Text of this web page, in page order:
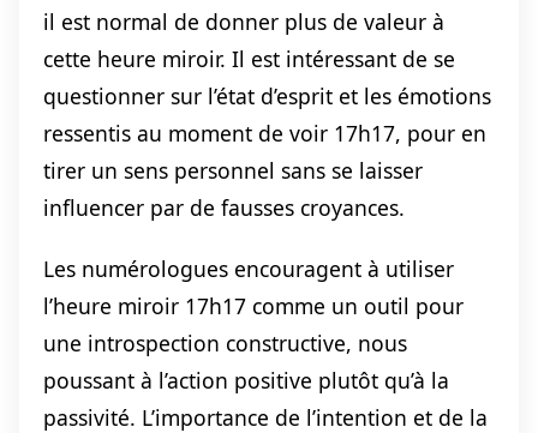
il est normal de donner plus de valeur à
cette heure miroir. Il est intéressant de se
questionner sur l’état d’esprit et les émotions
ressentis au moment de voir 17h17, pour en
tirer un sens personnel sans se laisser
influencer par de fausses croyances.
Les numérologues encouragent à utiliser
l’heure miroir 17h17 comme un outil pour
une introspection constructive, nous
poussant à l’action positive plutôt qu’à la
passivité. L’importance de l’intention et de la